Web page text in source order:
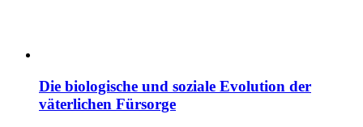
Die biologische und soziale Evolution der
väterlichen Fürsorge